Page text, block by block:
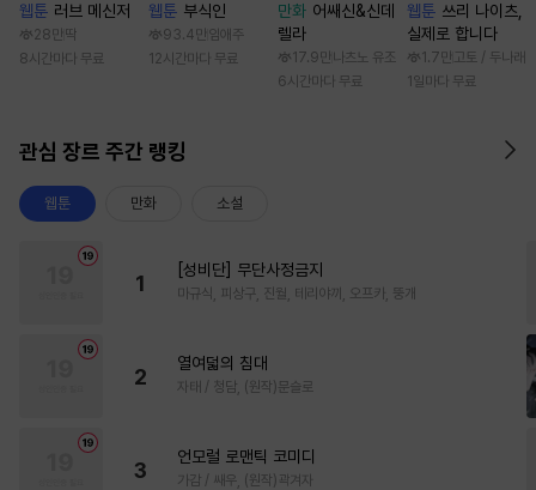
웹툰 러브 메신저
28만 딱
8시간마다 무료
웹툰 부식인
93.4만 임애주
12시간마다 무료
만화 어쌔신&신데
렐라
17.9만 나츠노 유조
6시간마다 무료
웹툰 쓰리 나이츠,
실제로 합니다
1.7만 고토 / 두나래
1일마다 무료
관심 장르 주간 랭킹
웹툰 만화 소설
1
[성비단] 무단사정금지
마규식, 피상구, 진월, 테리야끼, 오프카, 뚱개
2
열여덟의 침대
자태 / 청담, (원작)문슬로
3
언모럴 로맨틱 코미디
가감 / 쌔우, (원작)곽겨자